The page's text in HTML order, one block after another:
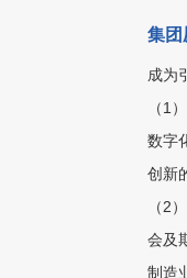
集团
成为
（1
数字
创新
（2
会及
制造